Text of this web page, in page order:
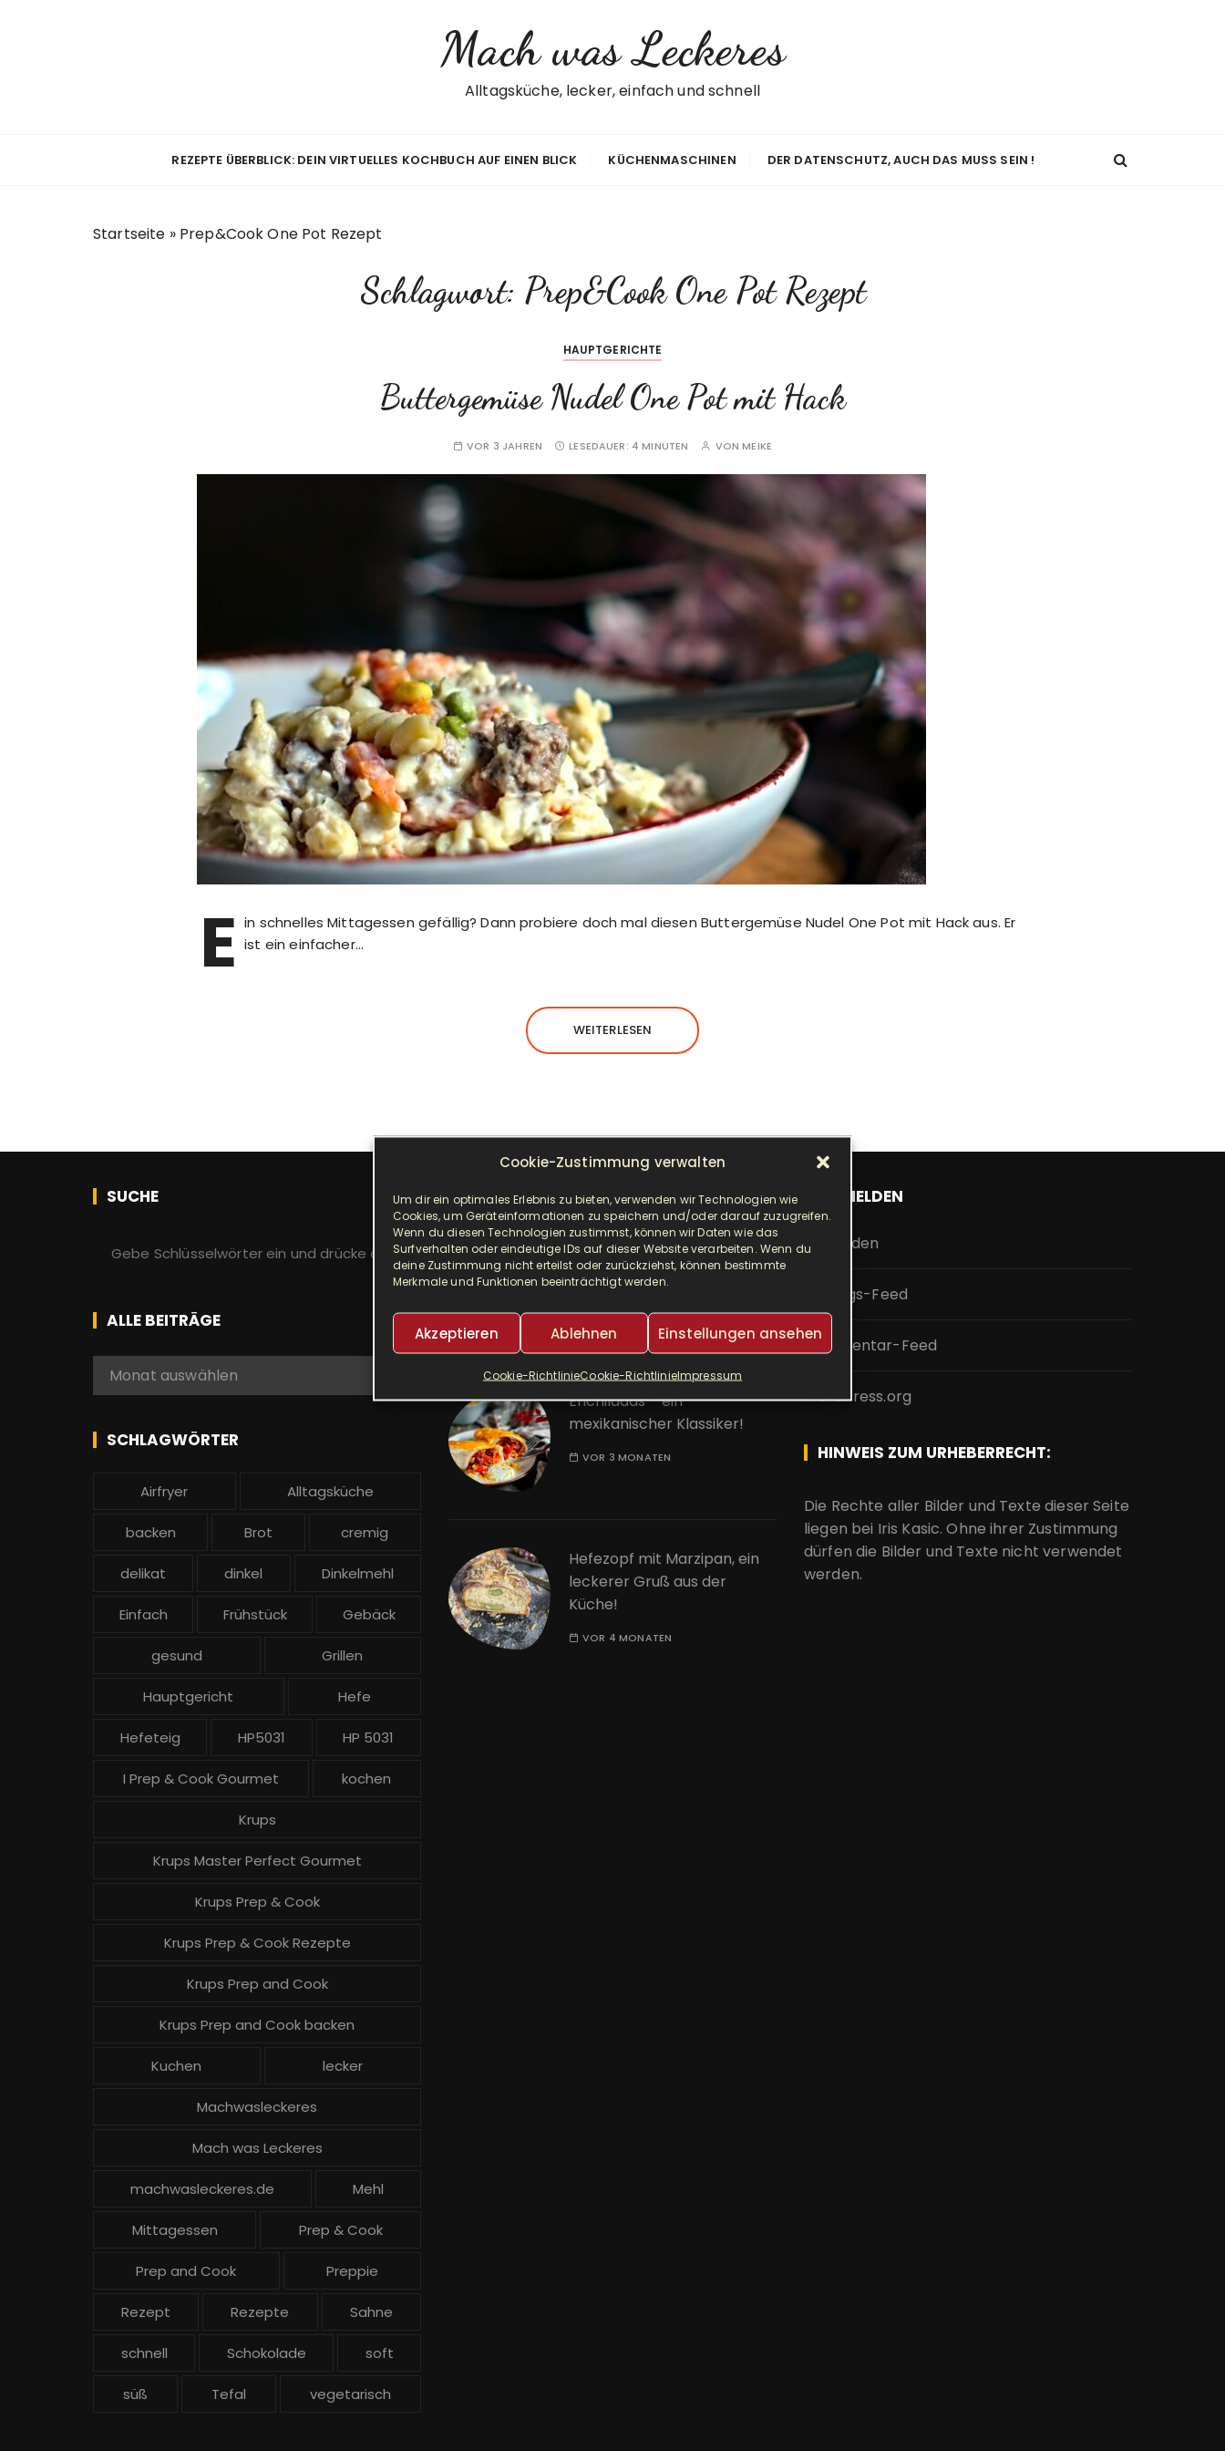
Cookie-Zustimmung verwalten
Um dir ein optimales Erlebnis zu bieten, verwenden wir Technologien wie
Cookies, um Geräteinformationen zu speichern und/oder darauf zuzugreifen.
Wenn du diesen Technologien zustimmst, können wir Daten wie das
Surfverhalten oder eindeutige IDs auf dieser Website verarbeiten. Wenn du
deine Zustimmung nicht erteilst oder zurückziehst, können bestimmte
Merkmale und Funktionen beeinträchtigt werden.
Akzeptieren Ablehnen Einstellungen ansehen
Cookie-RichtlinieCookie-RichtlinieImpressum
Mach was Leckeres
Alltagsküche, lecker, einfach und schnell
REZEPTE ÜBERBLICK: DEIN VIRTUELLES KOCHBUCH AUF EINEN BLICK KÜCHENMASCHINEN DER DATENSCHUTZ, AUCH DAS MUSS SEIN !
Startseite » Prep&Cook One Pot Rezept
Schlagwort: Prep&Cook One Pot Rezept
HAUPTGERICHTE
Buttergemüse Nudel One Pot mit Hack
VOR 3 JAHREN LESEDAUER: 4 MINUTEN VONMEIKE
E in schnelles Mittagessen gefällig? Dann probiere doch mal diesen Buttergemüse Nudel One Pot mit Hack aus. Er
ist ein einfacher…
WEITERLESEN
SUCHE
h
e
n
c
:
ALLE BEITRÄGE
e
Monat auswählen
SCHLAGWÖRTER
Airfryer Alltagsküche
backen Brot cremig
delikat dinkel Dinkelmehl
Einfach Frühstück Gebäck
gesund Grillen
Hauptgericht Hefe
Hefeteig HP5031 HP 5031
I Prep & Cook Gourmet kochen
Krups
Krups Master Perfect Gourmet
Krups Prep & Cook
Krups Prep & Cook Rezepte
Krups Prep and Cook
Krups Prep and Cook backen
Kuchen lecker
Machwasleckeres
Mach was Leckeres
machwasleckeres.de Mehl
Mittagessen Prep & Cook
Prep and Cook Preppie
Rezept Rezepte Sahne
schnell Schokolade soft
süß Tefal vegetarisch
NEUESTE BEITRÄGE
Djuvec als Risotto! So ein
leckerer One Pot!
Enchiladas – ein
mexikanischer Klassiker!
VOR 3 MONATEN
Hefezopf mit Marzipan, ein
leckerer Gruß aus der
Küche!
VOR 4 MONATEN
ANMELDEN
Anmelden
Eintrags-Feed
Kommentar-Feed
WordPress.org
HINWEIS ZUM URHEBERRECHT:
Die Rechte aller Bilder und Texte dieser Seite
liegen bei Iris Kasic. Ohne ihrer Zustimmung
dürfen die Bilder und Texte nicht verwendet
werden.